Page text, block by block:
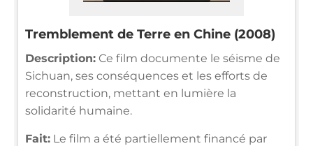
Tremblement de Terre en Chine (2008)
Description: Ce film documente le séisme de
Sichuan, ses conséquences et les efforts de
reconstruction, mettant en lumière la
solidarité humaine.
Fait: Le film a été partiellement financé par